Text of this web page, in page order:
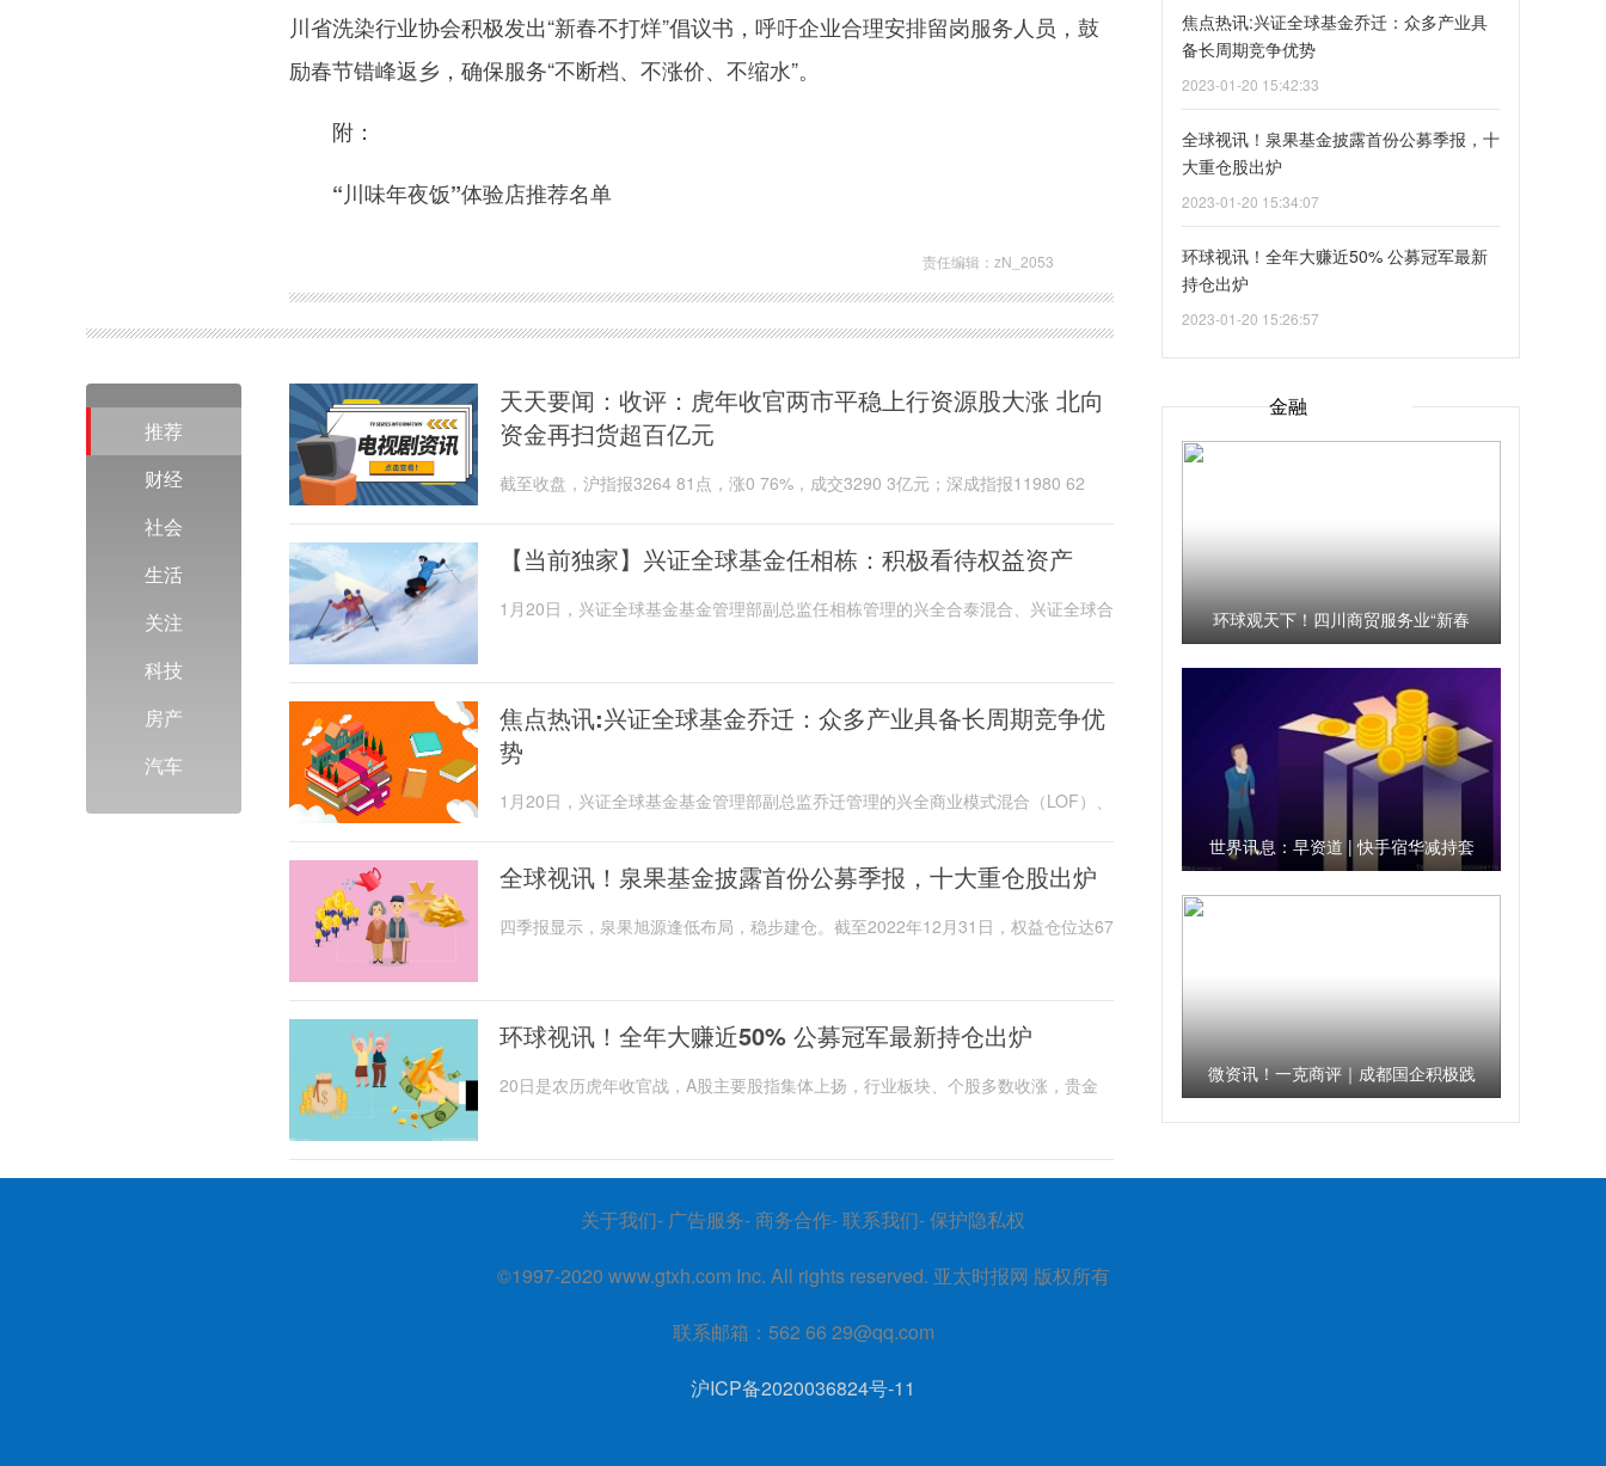
川省洗染行业协会积极发出“新春不打烊”倡议书，呼吁企业合理安排留岗服务人员，鼓
励春节错峰返乡，确保服务“不断档、不涨价、不缩水”。
附：
“川味年夜饭”体验店推荐名单
责任编辑：zN_2053
推荐
财经
社会
生活
关注
科技
房产
汽车
天天要闻：收评：虎年收官两市平稳上行资源股大涨 北向
资金再扫货超百亿元
截至收盘，沪指报3264 81点，涨0 76%，成交3290 3亿元；深成指报11980 62
【当前独家】兴证全球基金任相栋：积极看待权益资产
1月20日，兴证全球基金基金管理部副总监任相栋管理的兴全合泰混合、兴证全球合
焦点热讯:兴证全球基金乔迁：众多产业具备长周期竞争优
势
1月20日，兴证全球基金基金管理部副总监乔迁管理的兴全商业模式混合（LOF）、
全球视讯！泉果基金披露首份公募季报，十大重仓股出炉
四季报显示，泉果旭源逢低布局，稳步建仓。截至2022年12月31日，权益仓位达67
环球视讯！全年大赚近50% 公募冠军最新持仓出炉
20日是农历虎年收官战，A股主要股指集体上扬，行业板块、个股多数收涨，贵金
焦点热讯:兴证全球基金乔迁：众多产业具
备长周期竞争优势
2023-01-20 15:42:33
全球视讯！泉果基金披露首份公募季报，十
大重仓股出炉
2023-01-20 15:34:07
环球视讯！全年大赚近50% 公募冠军最新
持仓出炉
2023-01-20 15:26:57
金融
环球观天下！四川商贸服务业“新春
世界讯息：早资道 | 快手宿华减持套
微资讯！一克商评｜成都国企积极践
关于我们- 广告服务- 商务合作- 联系我们- 保护隐私权
©1997-2020 www.gtxh.com Inc. All rights reserved. 亚太时报网 版权所有
联系邮箱：562 66 29@qq.com
沪ICP备2020036824号-11